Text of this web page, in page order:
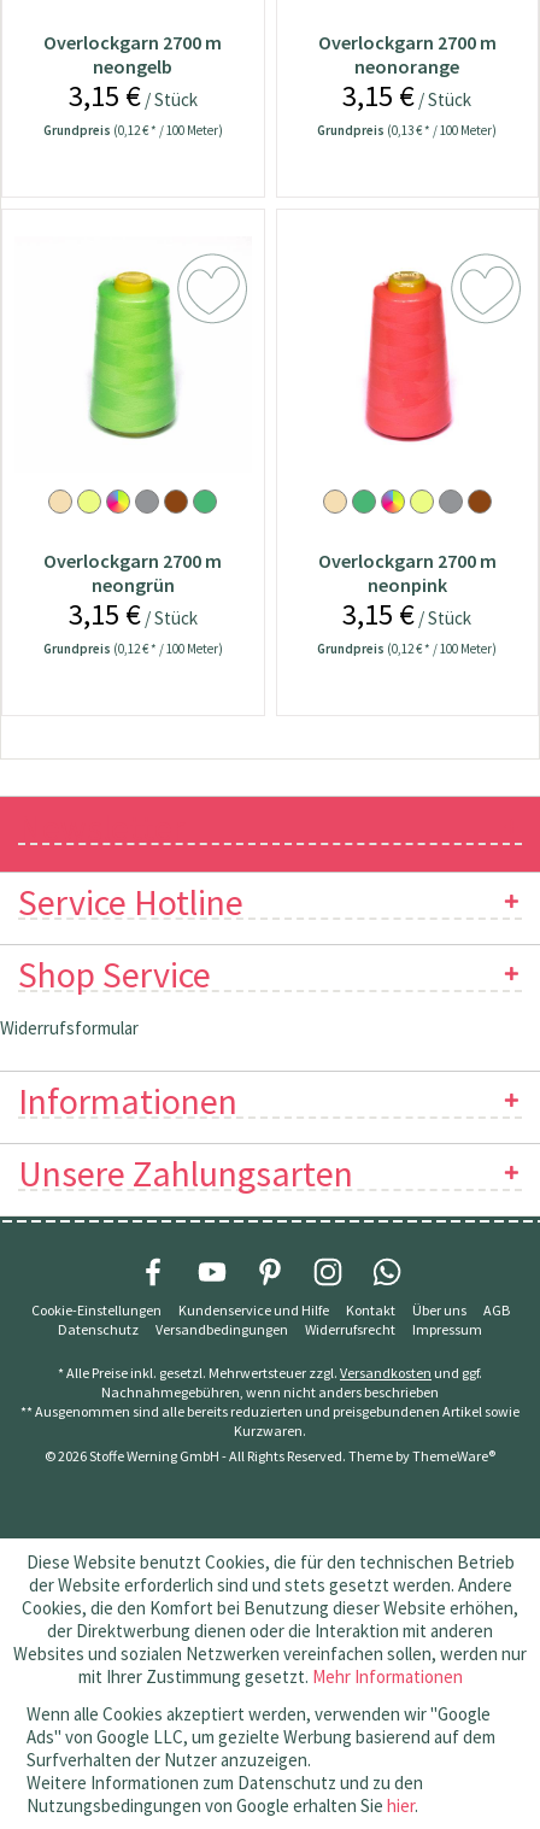
Overlockgarn 2700 m
neongelb
3,15 €/ Stück
Grundpreis (0,12 € * / 100 Meter)
Overlockgarn 2700 m
neonorange
3,15 € / Stück
Grundpreis (0,13 € * / 100 Meter)
Overlockgarn 2700 m
neongrün
3,15 €/ Stück
Grundpreis (0,12 € * / 100 Meter)
Overlockgarn 2700 m
neonpink
3,15 € / Stück
Grundpreis (0,12 € * / 100 Meter)
Service Hotline
Shop Service
Widerrufsformular
Informationen
Unsere Zahlungsarten
Cookie-Einstellungen Kundenservice und Hilfe Kontakt Über uns
AGB
Datenschutz
Versandbedingungen Widerrufsrecht Impressum
* Alle Preise inkl. gesetzl. Mehrwertsteuer zzgl. Versandkosten und ggf.
Nachnahmegebühren, wenn nicht anders beschrieben
** Ausgenommen sind alle bereits reduzierten und preisgebundenen Artikel sowie
Kurzwaren.
© 2026 Stoffe Werning GmbH - All Rights Reserved. Theme byThemeWare®
Diese Website benutzt Cookies, die für den technischen Betrieb
der Website erforderlich sind und stets gesetzt werden. Andere
Cookies, die den Komfort bei Benutzung dieser Website erhöhen,
der Direktwerbung dienen oder die Interaktion mit anderen
Websites und sozialen Netzwerken vereinfachen sollen, werden nur
mit Ihrer Zustimmung gesetzt. Mehr Informationen
Wenn alle Cookies akzeptiert werden, verwenden wir "Google
Ads" von Google LLC, um gezielte Werbung basierend auf dem
Surfverhalten der Nutzer anzuzeigen.
Weitere Informationen zum Datenschutz und zu den
Nutzungsbedingungen von Google erhalten Sie hier.